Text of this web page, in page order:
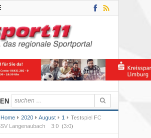
Home 2020 August 1
Testspiel FC
Langenaubach 3:0 (3:0)